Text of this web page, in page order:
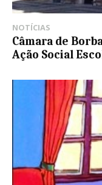
NOTÍCIAS
Câmara de
Ação Social